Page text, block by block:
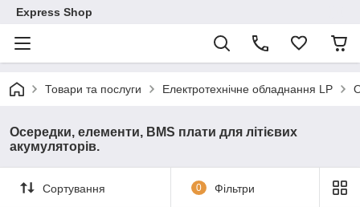
Express Shop
Товари та послуги Електротехнічне обладнання LP
Осередки, елементи, BMS плати для літієвих
акумуляторів.
Сортування 0 Фільтри